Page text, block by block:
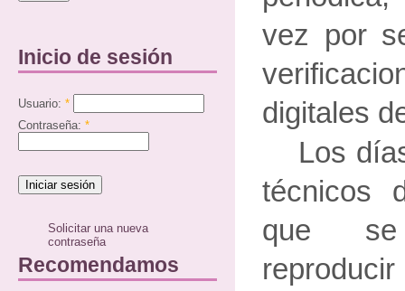
Inicio de sesión
Usuario: *
Contraseña: *
Solicitar una nueva
contraseña
Recomendamos
vez por
digitales
Los
técnicos
que